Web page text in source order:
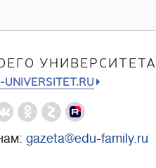
УНИВЕРСИТЕТА
UNIVERSITET.RU
gazeta@edu-family.ru